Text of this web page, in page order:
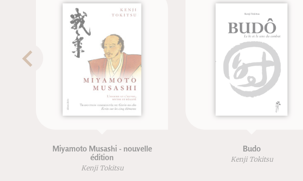
Miyamoto Musashi - nouvelle
édition
Kenji Tokitsu
Budo
Kenji Tokitsu